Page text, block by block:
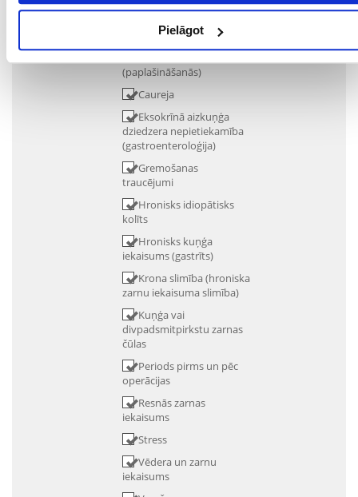
Pielāgot
(paplašināšanās)
Caureja
Eksokrīnā aizkuņģa
dziedzera nepietiekamība
(gastroenteroloģija)
Gremošanas
traucējumi
Hronisks idiopātisks
kolīts
Hronisks kuņģa
iekaisums (gastrīts)
Krona slimība (hroniska
zarnu iekaisuma slimība)
Kuņģa vai
divpadsmitpirkstu zarnas
čūlas
Periods pirms un pēc
operācijas
Resnās zarnas
iekaisums
Stress
Vēdera un zarnu
iekaisums